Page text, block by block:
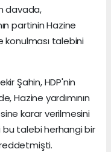
davada,
partinin Hazine
konulması talebini
Şahin, HDP'nin
Hazine yardımının
karar verilmesini
talebi herhangi bir